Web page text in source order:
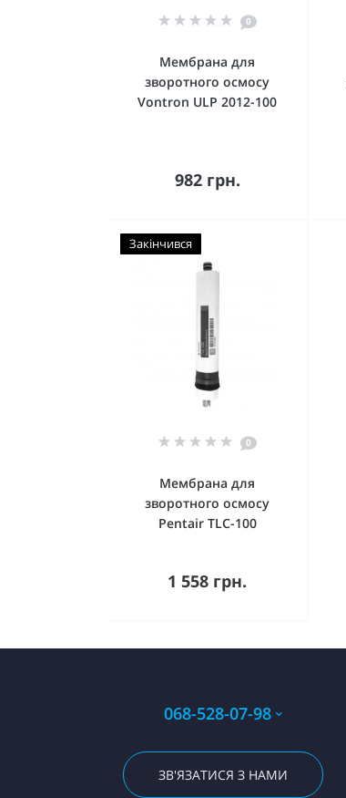
0
Мембрана для
зворотного осмосу
Vontron ULP 2012-100
982 грн.
Купити
Закінчився
0
Мембрана для
зворотного осмосу
Pentair TLC-100
1 558 грн.
Купити
068-528-07-98
ЗВ'ЯЗАТИСЯ З НАМИ